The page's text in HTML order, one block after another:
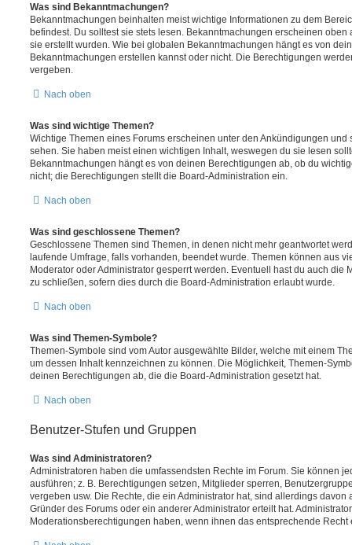
Was sind Bekanntmachungen?
Bekanntmachungen beinhalten meist wichtige Informationen zu dem
befindest. Du solltest sie stets lesen. Bekanntmachungen erscheinen oben
sie erstellt wurden. Wie bei globalen Bekanntmachungen hängt es von
Bekanntmachungen erstellen kannst oder nicht. Die Berechtigungen
vergeben.
Nach oben
Was sind wichtige Themen?
Wichtige Themen eines Forums erscheinen unter den Ankündigungen und
sehen. Sie haben meist einen wichtigen Inhalt, weswegen du sie lesen
Bekanntmachungen hängt es von deinen Berechtigungen ab, ob du
nicht; die Berechtigungen stellt die Board-Administration ein.
Nach oben
Was sind geschlossene Themen?
Geschlossene Themen sind Themen, in denen nicht mehr geantwortet
laufende Umfrage, falls vorhanden, beendet wurde. Themen können aus
Moderator oder Administrator gesperrt werden. Eventuell hast du auch die
zu schließen, sofern dies durch die Board-Administration erlaubt wurde.
Nach oben
Was sind Themen-Symbole?
Themen-Symbole sind vom Autor ausgewählte Bilder, welche mit einem
um dessen Inhalt kennzeichnen zu können. Die Möglichkeit, Themen-
deinen Berechtigungen ab, die die Board-Administration gesetzt hat.
Nach oben
Benutzer-Stufen und Gruppen
Was sind Administratoren?
Administratoren haben die umfassendsten Rechte im Forum. Sie können
ausführen; z. B. Berechtigungen setzen, Mitglieder sperren,
vergeben usw. Die Rechte, die ein Administrator hat, sind allerdings
Gründer des Forums oder ein anderer Administrator erteilt hat.
Moderationsberechtigungen haben, wenn ihnen das entsprechende Recht